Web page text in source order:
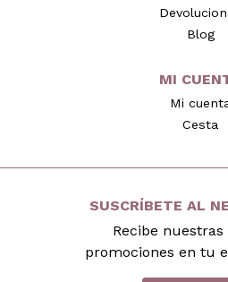
Blog
MI
Mi
Cesta
SUSCRÍBETE AL
Recibe
promociones en tu